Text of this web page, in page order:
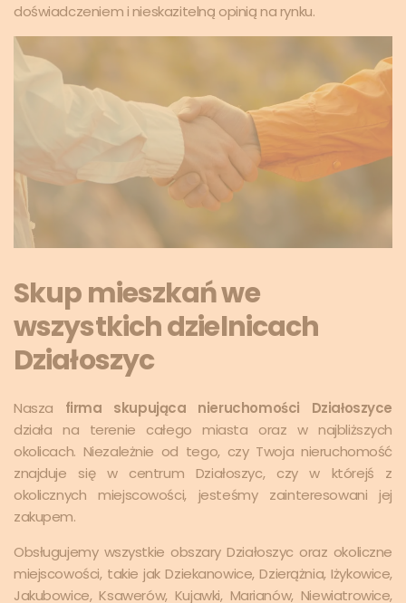
doświadczeniem i nieskazitelną opinią na rynku.
Skup mieszkań we
wszystkich dzielnicach
Działoszyc
Nasza firma skupująca nieruchomości Działoszyce
działa na terenie całego miasta oraz w najbliższych
okolicach. Niezależnie od tego, czy Twoja nieruchomość
znajduje się w centrum Działoszyc, czy w którejś z
okolicznych miejscowości, jesteśmy zainteresowani jej
zakupem.
Obsługujemy wszystkie obszary Działoszyc oraz okoliczne
miejscowości, takie jak Dziekanowice, Dzierążnia, Iżykowice,
Jakubowice, Ksawerów, Kujawki, Marianów, Niewiatrowice,